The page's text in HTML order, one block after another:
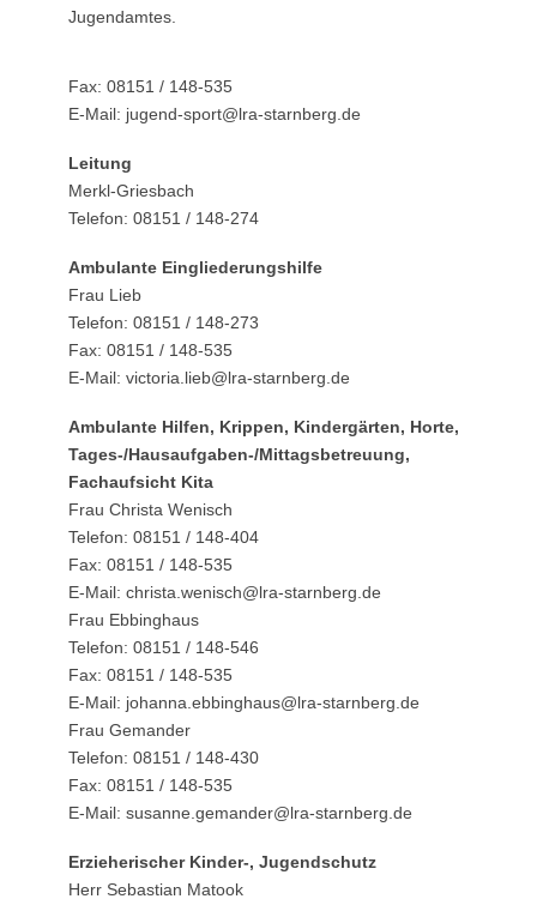
Jugendamtes.
Fax: 08151 / 148-535
E-Mail: jugend-sport@lra-starnberg.de
Leitung
Merkl-Griesbach
Telefon: 08151 / 148-274
Ambulante Eingliederungshilfe
Frau Lieb
Telefon: 08151 / 148-273
Fax: 08151 / 148-535
E-Mail: victoria.lieb@lra-starnberg.de
Ambulante Hilfen, Krippen, Kindergärten, Horte,
Tages-/Hausaufgaben-/Mittagsbetreuung,
Fachaufsicht Kita
Frau Christa Wenisch
Telefon: 08151 / 148-404
Fax: 08151 / 148-535
E-Mail: christa.wenisch@lra-starnberg.de
Frau Ebbinghaus
Telefon: 08151 / 148-546
Fax: 08151 / 148-535
E-Mail: johanna.ebbinghaus@lra-starnberg.de
Frau Gemander
Telefon: 08151 / 148-430
Fax: 08151 / 148-535
E-Mail: susanne.gemander@lra-starnberg.de
Erzieherischer Kinder-, Jugendschutz
Herr Sebastian Matook